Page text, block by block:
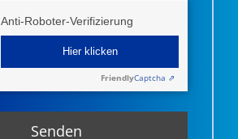
Anti-Roboter-Verifizierung
Hier klicken
FriendlyCaptcha ⇗